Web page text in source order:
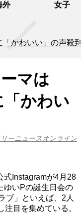
外 女子
かわいい」の声殺到
マは
「かわい
ーニュースオンライン
式Instagramが4月28
ゆいPの誕生日会の
」といえば、2人
目を集めている。